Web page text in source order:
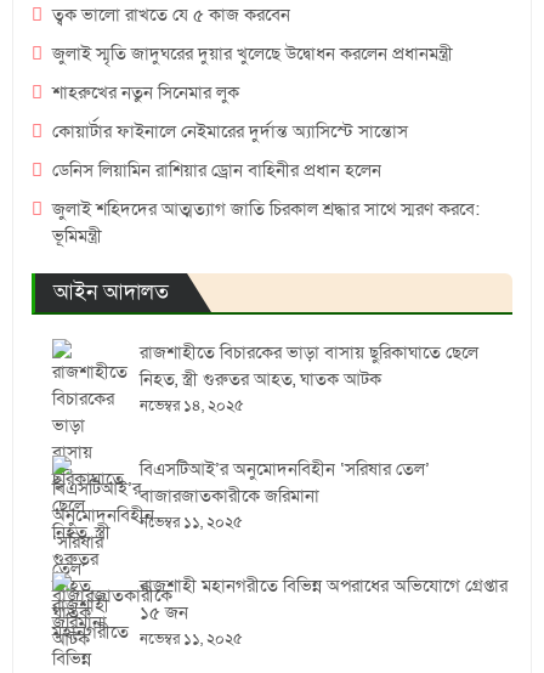
ত্বক ভালো রাখতে যে ৫ কাজ করবেন
জুলাই স্মৃতি জাদুঘরের দুয়ার খুলেছে উদ্বোধন করলেন প্রধানমন্ত্রী
শাহরুখের নতুন সিনেমার লুক
কোয়ার্টার ফাইনালে নেইমারের দুর্দান্ত অ্যাসিস্টে সান্তোস
ডেনিস লিয়ামিন রাশিয়ার ড্রোন বাহিনীর প্রধান হলেন
জুলাই শহিদদের আত্মত্যাগ জাতি চিরকাল শ্রদ্ধার সাথে স্মরণ করবে:
ভূমিমন্ত্রী
আইন আদালত
রাজশাহীতে বিচারকের ভাড়া বাসায় ছুরিকাঘাতে ছেলে
নিহত, স্ত্রী গুরুতর আহত, ঘাতক আটক
নভেম্বর ১৪, ২০২৫
বিএসটিআই’র অনুমোদনবিহীন ‘সরিষার তেল’
বাজারজাতকারীকে জরিমানা
নভেম্বর ১১, ২০২৫
রাজশাহী মহানগরীতে বিভিন্ন অপরাধের অভিযোগে গ্রেপ্তার
১৫ জন
নভেম্বর ১১, ২০২৫